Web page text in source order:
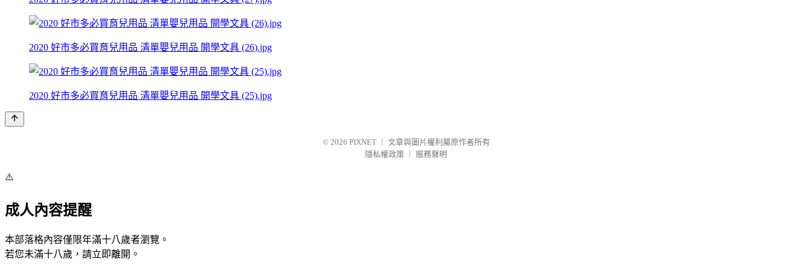
2020 好市多必買育兒用品 清單嬰兒用品 開學文具 (26).jpg
2020 好市多必買育兒用品 清單嬰兒用品 開學文具 (25).jpg
© 2026 PIXNET
文章與圖片權利屬原作者所有
隱私權政策
服務聲明
⚠️
成人內容提醒
本部落格內容僅限年滿十八歲者瀏覽。
若您未滿十八歲，請立即離開。